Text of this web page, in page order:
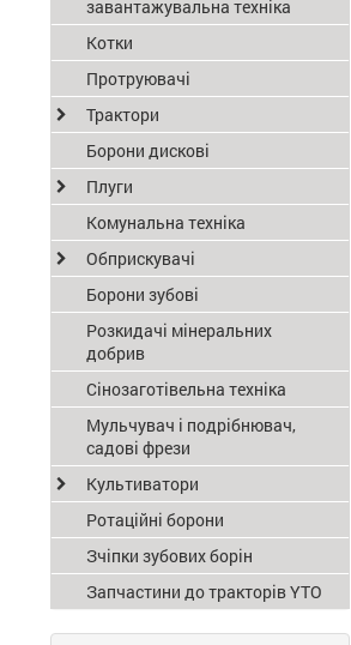
завантажувальна техніка
Котки
Протруювачі
Трактори
Борони дискові
Плуги
Комунальна техніка
Обприскувачі
Борони зубові
Розкидачі мінеральних
добрив
Сінозаготівельна техніка
Мульчувач і подрібнювач,
садові фрези
Культиватори
Ротаційні борони
Зчіпки зубових борін
Запчастини до тракторів YTO